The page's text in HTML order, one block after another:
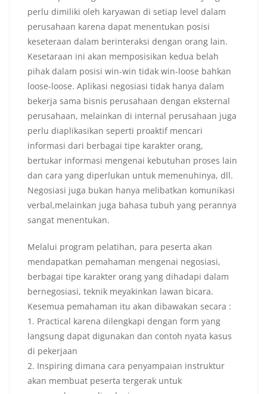
perlu dimiliki oleh karyawan di setiap level dalam
perusahaan karena dapat menentukan posisi
keseteraan dalam berinteraksi dengan orang lain.
Kesetaraan ini akan memposisikan kedua belah
pihak dalam posisi win-win tidak win-loose bahkan
loose-loose. Aplikasi negosiasi tidak hanya dalam
bekerja sama bisnis perusahaan dengan eksternal
perusahaan, melainkan di internal perusahaan juga
perlu diaplikasikan seperti proaktif mencari
informasi dari berbagai tipe karakter orang,
bertukar informasi mengenai kebutuhan proses lain
dan cara yang diperlukan untuk memenuhinya, dll.
Negosiasi juga bukan hanya melibatkan komunikasi
verbal,melainkan juga bahasa tubuh yang perannya
sangat menentukan.
Melalui program pelatihan, para peserta akan
mendapatkan pemahaman mengenai negosiasi,
berbagai tipe karakter orang yang dihadapi dalam
bernegosiasi, teknik meyakinkan lawan bicara.
Kesemua pemahaman itu akan dibawakan secara :
1. Practical karena dilengkapi dengan form yang
langsung dapat digunakan dan contoh nyata kasus
di pekerjaan
2. Inspiring dimana cara penyampaian instruktur
akan membuat peserta tergerak untuk